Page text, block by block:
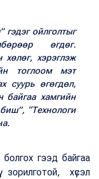
ойлголтыг
өгдөг.
хэрэглэж
тоглоом мэт
суурь өгөгдөл,
байгаа хамгийн
“Технологи
болгох гээд байгаа
хүсэл